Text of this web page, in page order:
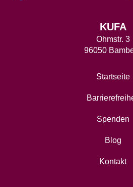
KUFA
Ohmstr. 3
96050
Startseite
Spenden
Blog
Kontakt